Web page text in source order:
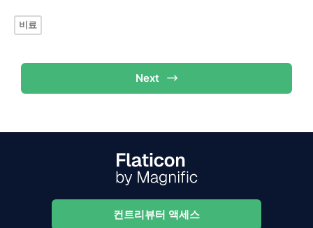
비료
Next
컨트리뷰터 액세스